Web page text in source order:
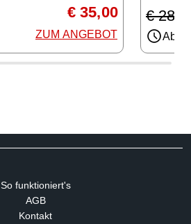
€ 35,00
ZUM ANGEBOT
€
So funktioniert's
AGB
Kontakt